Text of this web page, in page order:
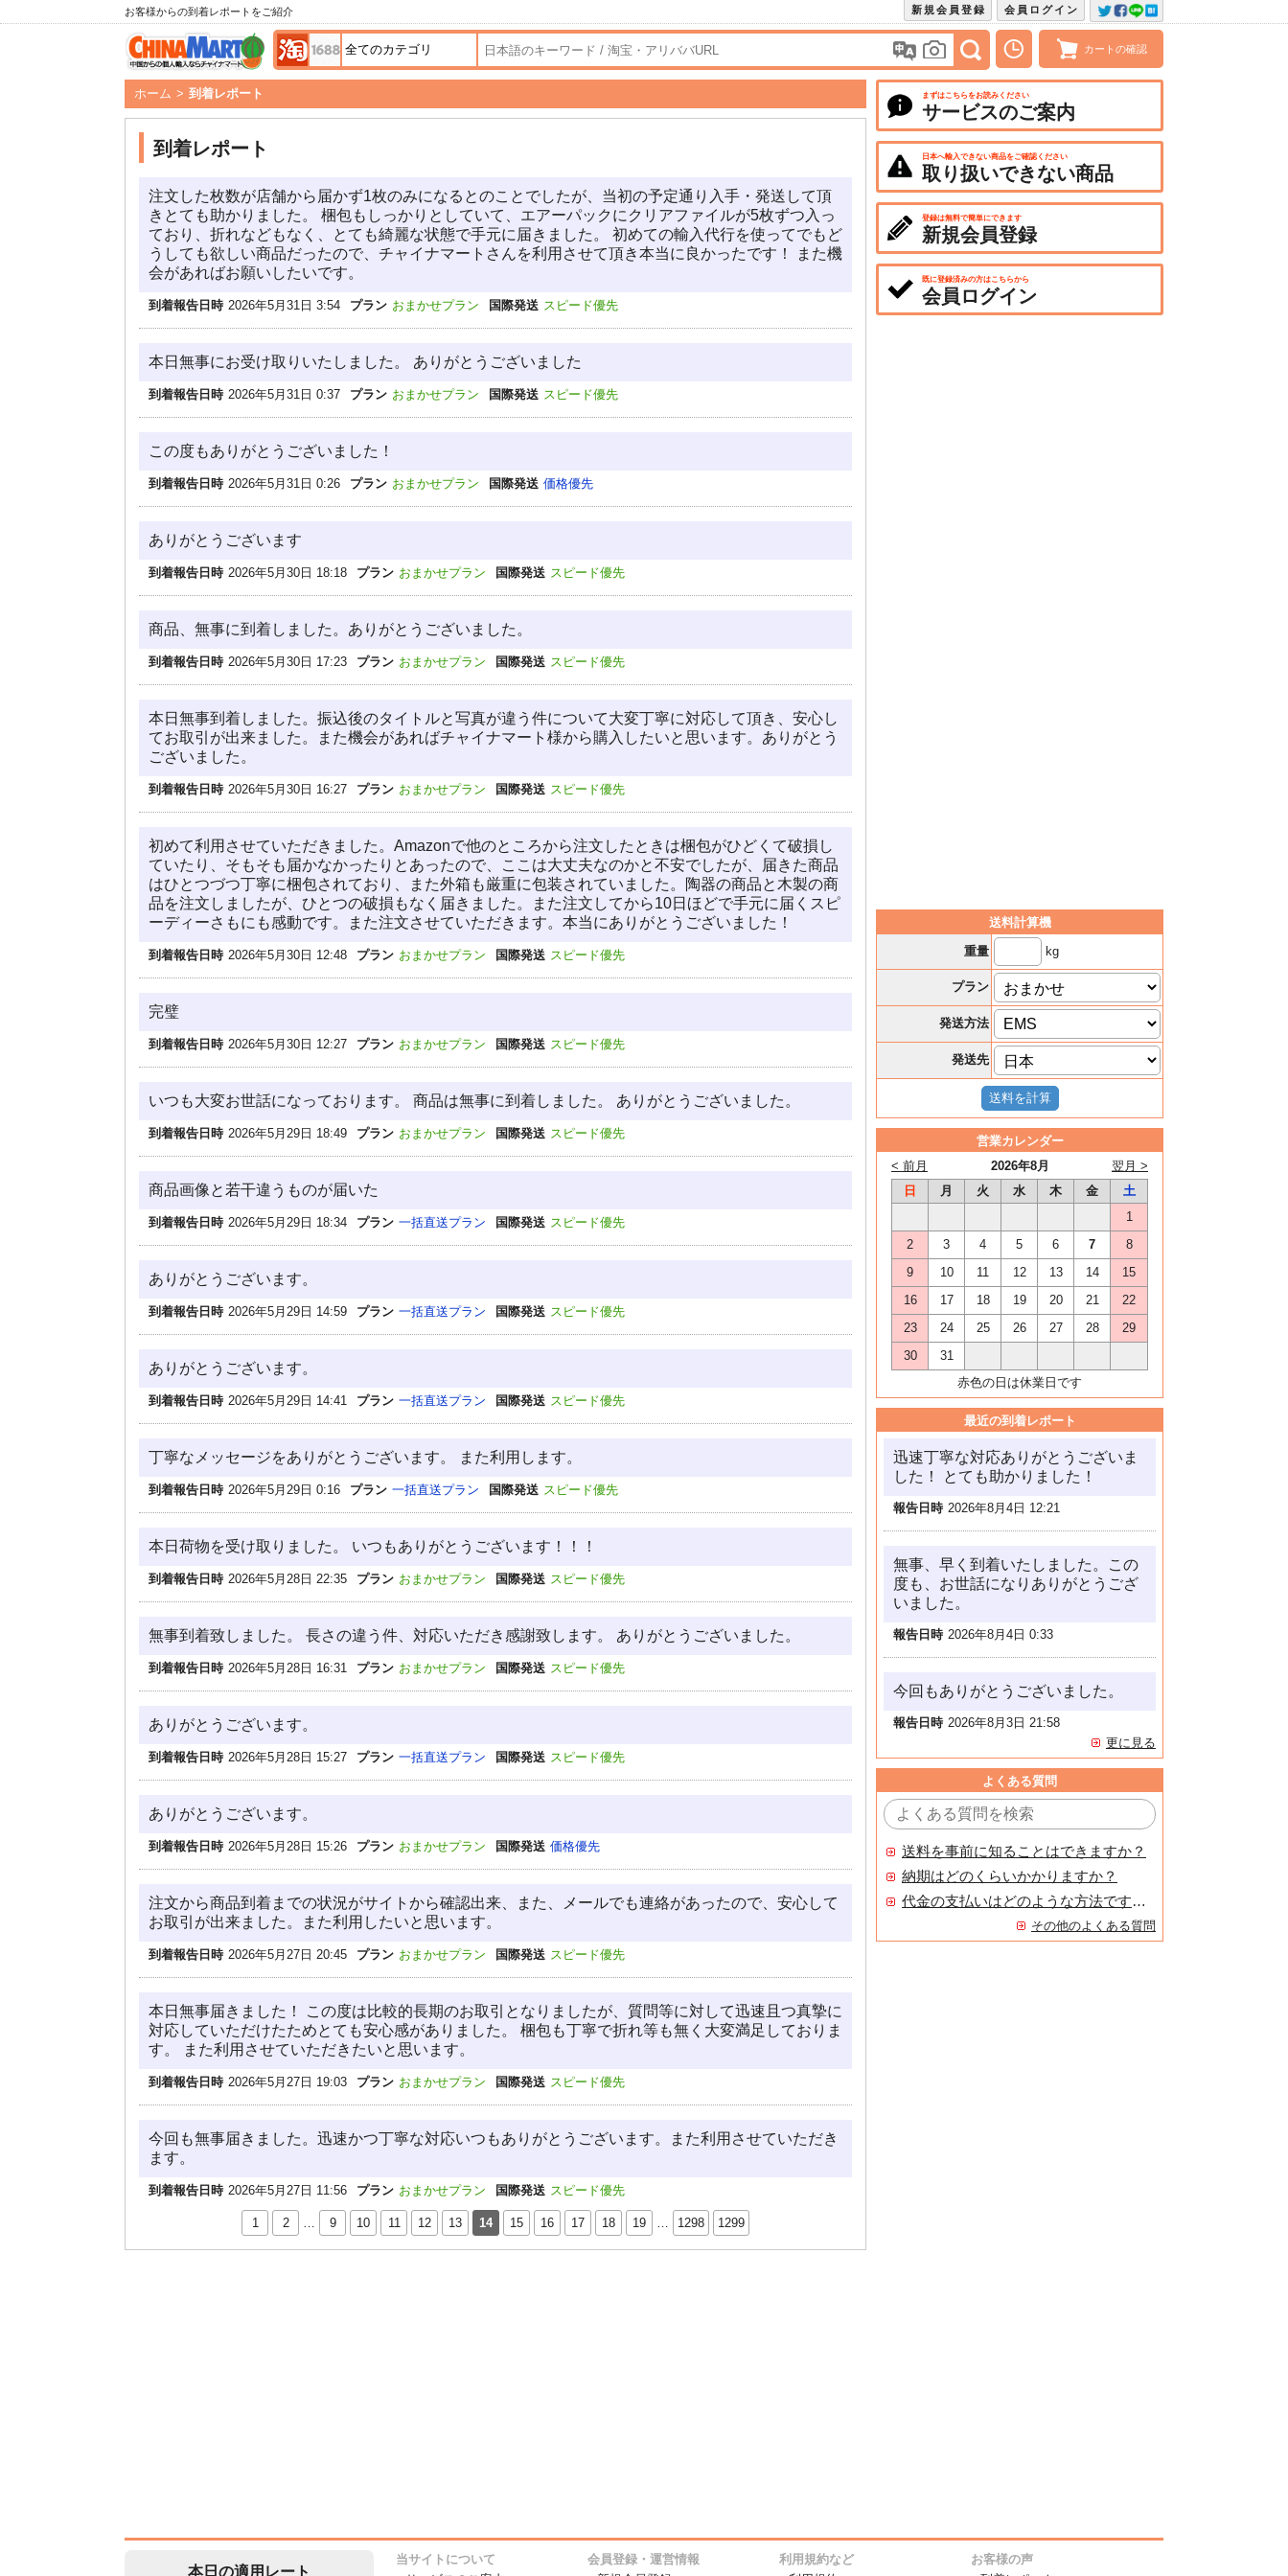
お客様からの到着レポートをご紹介 会員ログイン
新規会員登録
カートの確認
ホーム > 到着レポート
到着レポート
注文した枚数が店舗から届かず1枚のみになるとのことでしたが、当初の予定通り入手・発送して頂
きとても助かりました。 梱包もしっかりとしていて、エアーパックにクリアファイルが5枚ずつ入っ
ており、折れなどもなく、とても綺麗な状態で手元に届きました。 初めての輸入代行を使ってでもど
うしても欲しい商品だったので、チャイナマートさんを利用させて頂き本当に良かったです！ また機
会があればお願いしたいです。
到着報告日時 2026年5月31日 3:54 プラン おまかせプラン 国際発送 スピード優先
本日無事にお受け取りいたしました。 ありがとうございました
到着報告日時 2026年5月31日 0:37 プラン おまかせプラン 国際発送 スピード優先
この度もありがとうございました！
到着報告日時 2026年5月31日 0:26 プラン おまかせプラン 国際発送 価格優先
ありがとうございます
到着報告日時 2026年5月30日 18:18 プラン おまかせプラン 国際発送 スピード優先
商品、無事に到着しました。ありがとうございました。
到着報告日時 2026年5月30日 17:23 プラン おまかせプラン 国際発送 スピード優先
本日無事到着しました。振込後のタイトルと写真が違う件について大変丁寧に対応して頂き、安心し
てお取引が出来ました。また機会があればチャイナマート様から購入したいと思います。ありがとう
ございました。
到着報告日時 2026年5月30日 16:27 プラン おまかせプラン 国際発送 スピード優先
初めて利用させていただきました。Amazonで他のところから注文したときは梱包がひどくて破損し
ていたり、そもそも届かなかったりとあったので、ここは大丈夫なのかと不安でしたが、届きた商品
はひとつづつ丁寧に梱包されており、また外箱も厳重に包装されていました。陶器の商品と木製の商
品を注文しましたが、ひとつの破損もなく届きました。また注文してから10日ほどで手元に届くスピ
ーディーさもにも感動です。また注文させていただきます。本当にありがとうございました！
到着報告日時 2026年5月30日 12:48 プラン おまかせプラン 国際発送 スピード優先
完璧
到着報告日時 2026年5月30日 12:27 プラン おまかせプラン 国際発送 スピード優先
いつも大変お世話になっております。 商品は無事に到着しました。 ありがとうございました。
到着報告日時 2026年5月29日 18:49 プラン おまかせプラン 国際発送 スピード優先
商品画像と若干違うものが届いた
到着報告日時 2026年5月29日 18:34 プラン 一括直送プラン 国際発送 スピード優先
ありがとうございます。
到着報告日時 2026年5月29日 14:59 プラン 一括直送プラン 国際発送 スピード優先
ありがとうございます。
到着報告日時 2026年5月29日 14:41 プラン 一括直送プラン 国際発送 スピード優先
丁寧なメッセージをありがとうございます。 また利用します。
到着報告日時 2026年5月29日 0:16 プラン 一括直送プラン 国際発送 スピード優先
本日荷物を受け取りました。 いつもありがとうございます！！！
到着報告日時 2026年5月28日 22:35 プラン おまかせプラン 国際発送 スピード優先
無事到着致しました。 長さの違う件、対応いただき感謝致します。 ありがとうございました。
到着報告日時 2026年5月28日 16:31 プラン おまかせプラン 国際発送 スピード優先
ありがとうございます。
到着報告日時 2026年5月28日 15:27 プラン 一括直送プラン 国際発送 スピード優先
ありがとうございます。
到着報告日時 2026年5月28日 15:26 プラン おまかせプラン 国際発送 価格優先
注文から商品到着までの状況がサイトから確認出来、また、メールでも連絡があったので、安心して
お取引が出来ました。また利用したいと思います。
到着報告日時 2026年5月27日 20:45 プラン おまかせプラン 国際発送 スピード優先
本日無事届きました！ この度は比較的長期のお取引となりましたが、質問等に対して迅速且つ真摯に
対応していただけたためとても安心感がありました。 梱包も丁寧で折れ等も無く大変満足しておりま
す。 また利用させていただきたいと思います。
到着報告日時 2026年5月27日 19:03 プラン おまかせプラン 国際発送 スピード優先
今回も無事届きました。迅速かつ丁寧な対応いつもありがとうございます。また利用させていただき
ます。
到着報告日時 2026年5月27日 11:56 プラン おまかせプラン 国際発送 スピード優先
1 2 … 9 10 11 12 13 14 15 16 17 18 19 … 1298 1299
まずはこちらをお読みください
サービスのご案内
日本へ輸入できない商品をご確認ください
取り扱いできない商品
登録は無料で簡単にできます
新規会員登録
既に登録済みの方はこちらから
会員ログイン
送料計算機
重量
kg
プラン
発送方法
発送先
営業カレンダー
2026年8月
< 前月
翌月 >
日
月 火 水 木 金
土
1
2
3 4 5 6 7
8
9
10 11 12 13 14
15
16
17 18 19 20 21
22
23
24 25 26 27 28
29
30
31
赤色の日は休業日です
最近の到着レポート
迅速丁寧な対応ありがとうございま
した！ とても助かりました！
報告日時 2026年8月4日 12:21
無事、早く到着いたしました。この
度も、お世話になりありがとうござ
いました。
報告日時 2026年8月4日 0:33
今回もありがとうございました。
報告日時 2026年8月3日 21:58
更に見る
よくある質問
送料を事前に知ることはできますか？
納期はどのくらいかかりますか？
代金の支払いはどのような方法ですか？
その他のよくある質問
本日の適用レート
当サイトについて
会員登録・運営情報
利用規約など
お客様の声